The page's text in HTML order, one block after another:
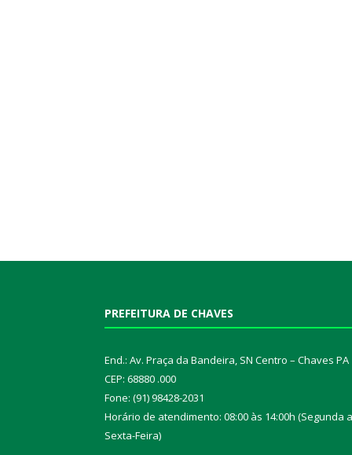
PREFEITURA DE CHAVES
End.: Av. Praça da Bandeira, SN Centro – Chaves PA
CEP: 68880 .000
Fone: (91) 98428-2031
Horário de atendimento: 08:00 às 14:00h (Segunda a
Sexta-Feira)